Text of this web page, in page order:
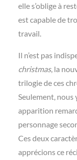
elle s’oblige à
est capable de
travail.
Il n’est pas
christmas, la
trilogie de ces
Seulement,
apparition
personnage
Ces deux
apprécions ce